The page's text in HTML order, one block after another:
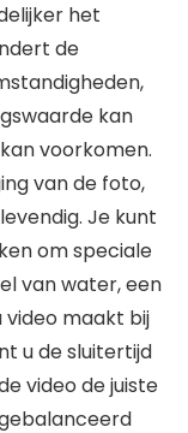
het
de
kan
voorkomen.
van de foto,
Je kunt
om speciale
van water, een
video maakt bij
u de sluitertijd
video de juiste